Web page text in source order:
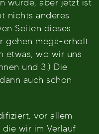
würde, aber jetzt ist
nichts anderes
Seiten dieses
gehen mega-erholt
etwas, wo wir uns
und 3.) Die
auch schon
vor allem
wir im Verlauf